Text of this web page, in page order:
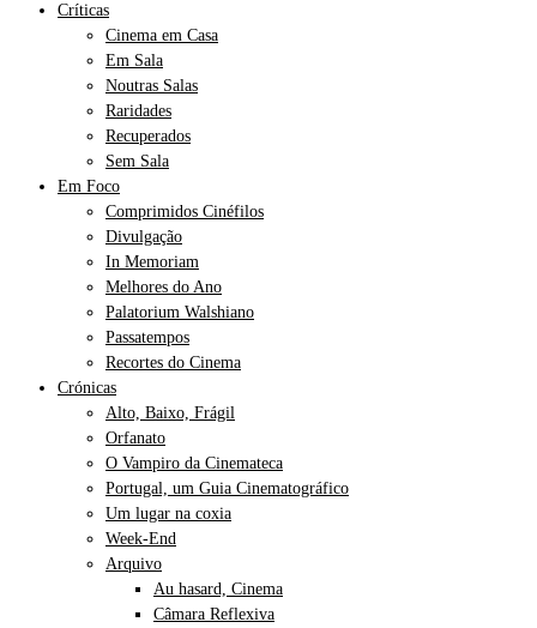
Críticas
Cinema em Casa
Em Sala
Noutras Salas
Raridades
Recuperados
Sem Sala
Em Foco
Comprimidos Cinéfilos
Divulgação
In Memoriam
Melhores do Ano
Palatorium Walshiano
Passatempos
Recortes do Cinema
Crónicas
Alto, Baixo, Frágil
Orfanato
O Vampiro da Cinemateca
Portugal, um Guia Cinematográfico
Um lugar na coxia
Week-End
Arquivo
Au hasard, Cinema
Câmara Reflexiva